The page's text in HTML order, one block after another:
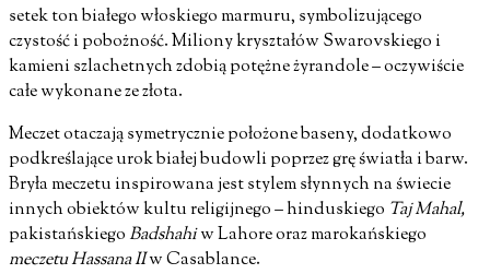
setek ton białego włoskiego marmuru, symbolizującego
czystość i pobożność. Miliony kryształów Swarovskiego i
kamieni szlachetnych zdobią potężne żyrandole – oczywiście
całe wykonane ze złota.
Meczet otaczają symetrycznie położone baseny, dodatkowo
podkreślające urok białej budowli poprzez grę światła i barw.
Bryła meczetu inspirowana jest stylem słynnych na świecie
innych obiektów kultu religijnego – hinduskiego Taj Mahal,
pakistańskiego Badshahiw Lahore oraz marokańskiego
meczetu Hassana IIw Casablance.